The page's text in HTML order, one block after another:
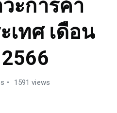
ะการค้า
เทศ เดือน
1591 views